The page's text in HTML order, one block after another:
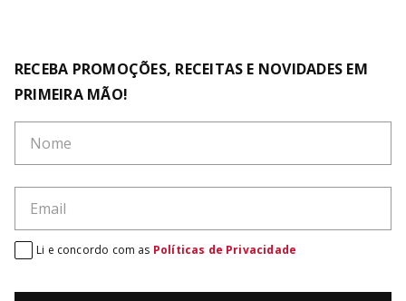
RECEBA PROMOÇÕES, RECEITAS E NOVIDADES EM
PRIMEIRA MÃO!
Li e concordo com as Políticas de Privacidade